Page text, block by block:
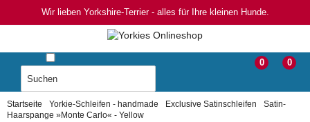
Wir lieben Yorkshire-Terrier - alles für Ihre kleinen Hunde.
0
0
Startseite Yorkie-Schleifen - handmade Exclusive Satinschleifen
Satin-
Haarspange »Monte Carlo« - Yellow